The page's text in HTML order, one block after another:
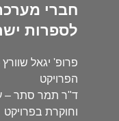
חברי
לספרות
פרופ' יגאל
הפרויקט
ד"ר תמר סתר –
וחוקרת בפרויקט